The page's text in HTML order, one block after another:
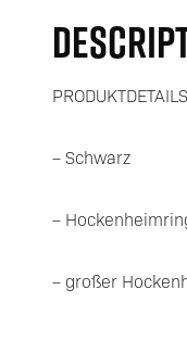
– Schwarz
–
– großer